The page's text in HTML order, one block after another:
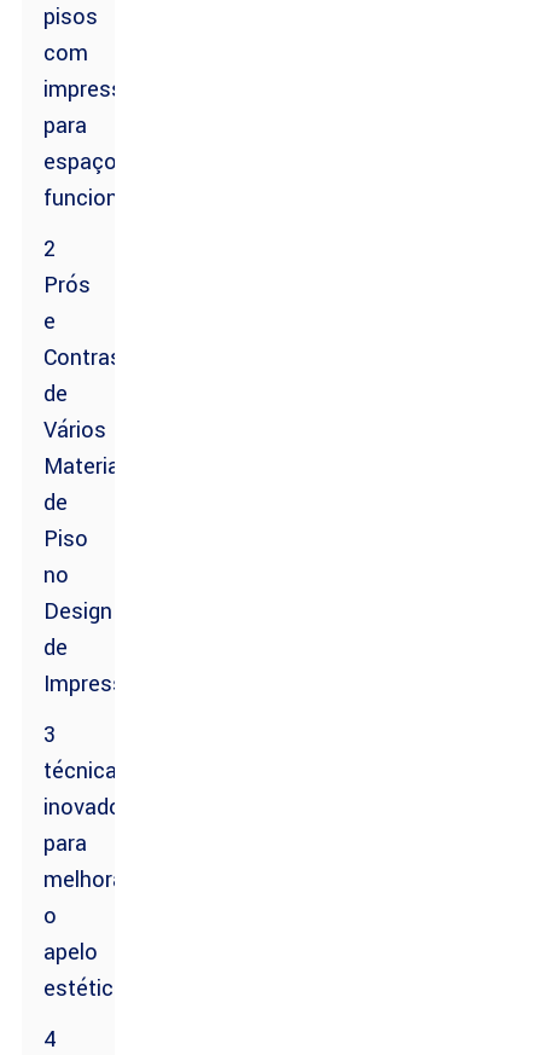
pisos
com
impressão
para
espaços
funcionais
2
Prós
e
Contras
de
Vários
Materiais
de
Piso
no
Design
de
Impressão
3
técnicas
inovadoras
para
melhorar
o
apelo
estético
4